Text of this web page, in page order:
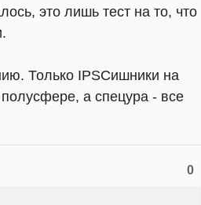
это лишь тест на то, что
Только IPSCишники на
а спецура - все
0